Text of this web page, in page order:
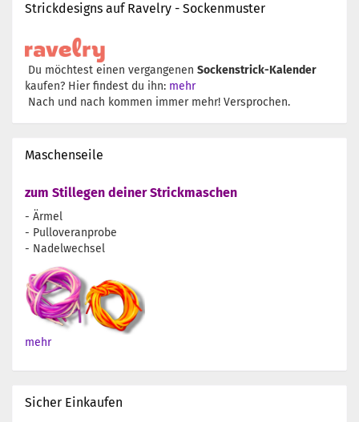
Strickdesigns auf Ravelry - Sockenmuster
Du möchtest einen vergangenen Sockenstrick-Kalender
kaufen? Hier findest du ihn: mehr
Nach und nach kommen immer mehr! Versprochen.
Maschenseile
zum Stillegen deiner Strickmaschen
- Ärmel
- Pulloveranprobe
- Nadelwechsel
mehr
Sicher Einkaufen